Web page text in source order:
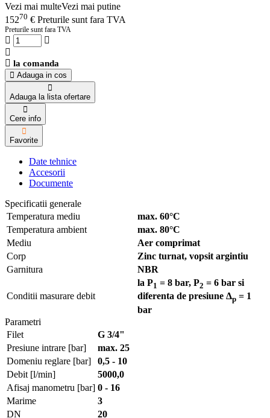
Vezi mai multeVezi mai putine
15270 € Preturile sunt fara TVA
Preturile sunt fara TVA
la comanda
Adauga in cos
Adauga la lista ofertare
Cere info
Favorite
Date tehnice
Accesorii
Documente
Specificatii generale
Temperatura mediu
max. 60°C
Temperatura ambient
max. 80°C
Mediu
Aer comprimat
Corp
Zinc turnat, vopsit argintiu
Garnitura
NBR
Conditii masurare debit
la P1 = 8 bar, P2 = 6 bar si
diferenta de presiune Δp = 1
bar
Parametri
Filet
G 3/4"
Presiune intrare [bar]
max. 25
Domeniu reglare [bar]
0,5 - 10
Debit [l/min]
5000,0
Afisaj manometru [bar] 0 - 16
Marime
3
DN
20